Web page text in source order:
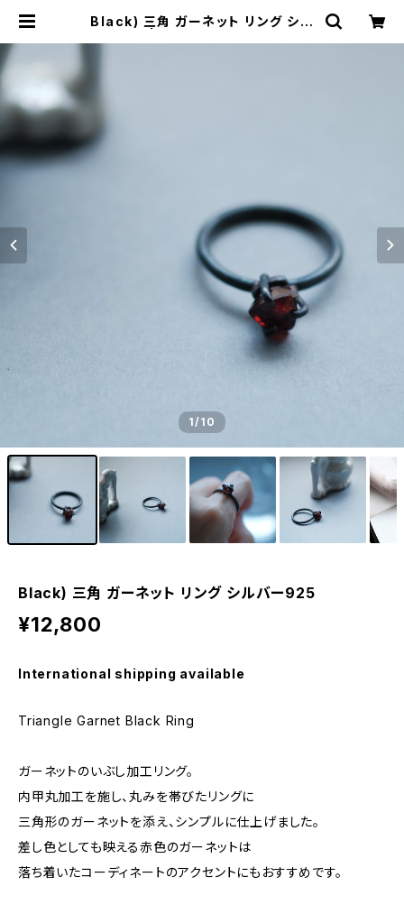
Black) 三角 ガーネット リング シル
1/10
Black) 三角 ガーネット リング シルバー925
¥12,800
International shipping available
Triangle Garnet Black Ring
ガーネットのいぶし加工リング。
内甲丸加工を施し、丸みを帯びたリングに
三角形のガーネットを添え、シンプルに仕上げました。
差し色としても映える赤色のガーネットは
落ち着いたコーディネートのアクセントにもおすすめです。